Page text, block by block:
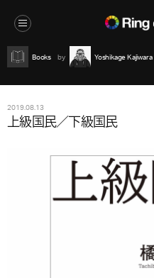
Books Yoshikage Kajiwara
2019.08.13
上級国民／下級国民